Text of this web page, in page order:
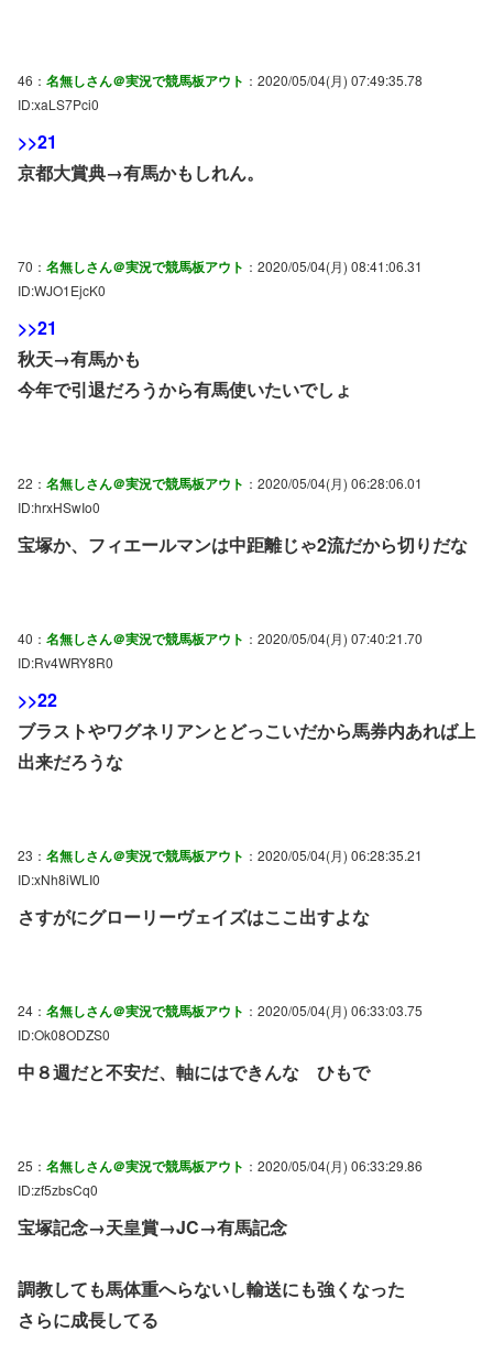
46： 名無しさん＠実況で競馬板アウト ：2020/05/04(月) 07:49:35.78
ID:xaLS7Pci0
>>21
京都大賞典→有馬かもしれん。
70： 名無しさん＠実況で競馬板アウト ：2020/05/04(月) 08:41:06.31
ID:WJO1EjcK0
>>21
秋天→有馬かも
今年で引退だろうから有馬使いたいでしょ
22： 名無しさん＠実況で競馬板アウト ：2020/05/04(月) 06:28:06.01
ID:hrxHSwIo0
宝塚か、フィエールマンは中距離じゃ2流だから切りだな
40： 名無しさん＠実況で競馬板アウト ：2020/05/04(月) 07:40:21.70
ID:Rv4WRY8R0
>>22
ブラストやワグネリアンとどっこいだから馬券内あれば上
出来だろうな
23： 名無しさん＠実況で競馬板アウト ：2020/05/04(月) 06:28:35.21
ID:xNh8iWLI0
さすがにグローリーヴェイズはここ出すよな
24： 名無しさん＠実況で競馬板アウト ：2020/05/04(月) 06:33:03.75
ID:Ok08ODZS0
中８週だと不安だ、軸にはできんな ひもで
25： 名無しさん＠実況で競馬板アウト ：2020/05/04(月) 06:33:29.86
ID:zf5zbsCq0
宝塚記念→天皇賞→JC→有馬記念
調教しても馬体重へらないし輸送にも強くなった
さらに成長してる